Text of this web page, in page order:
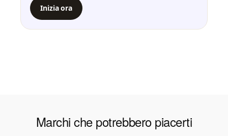
Inizia ora
Marchi che potrebbero piacerti